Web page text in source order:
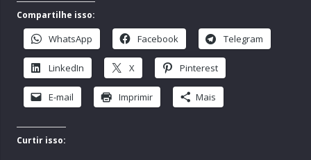
Compartilhe isso:
WhatsApp Facebook Telegram
LinkedIn X Pinterest
E-mail Imprimir Mais
Curtir isso: